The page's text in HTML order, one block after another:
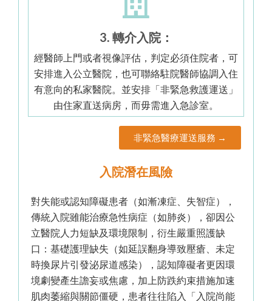
3. 轉介入院：
經醫師上門或者視像評估，判定必須住院者，可
安排進入公立醫院，也可聯絡駐院醫師協調入住
有意向的私家醫院。並安排「非緊急救護運送」
由住家直送病房，而毋需進入急診室。
非緊急醫療運送服務 →
入院潛在風險
對失能或認知障礙患者（如漸凍症、失智症），
傳統入院雖能治療急性病症（如肺炎），卻因公
立醫院人力短缺及環境限制，衍生嚴重照護缺
口：基礎護理缺失（如延誤翻身導致壓瘡、未定
時換尿片引發泌尿道感染），認知障礙者更因環
境劇變產生譫妄或焦慮，加上防跌約束措施加速
肌肉萎縮與關節僵硬，患者往往陷入「入院尚能